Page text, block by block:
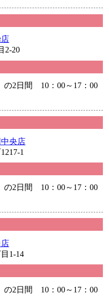
2-20
の2日間 10：00～17：00
央店
1
の2日間 10：00～17：00
1-14
の2日間 10：00～17：00